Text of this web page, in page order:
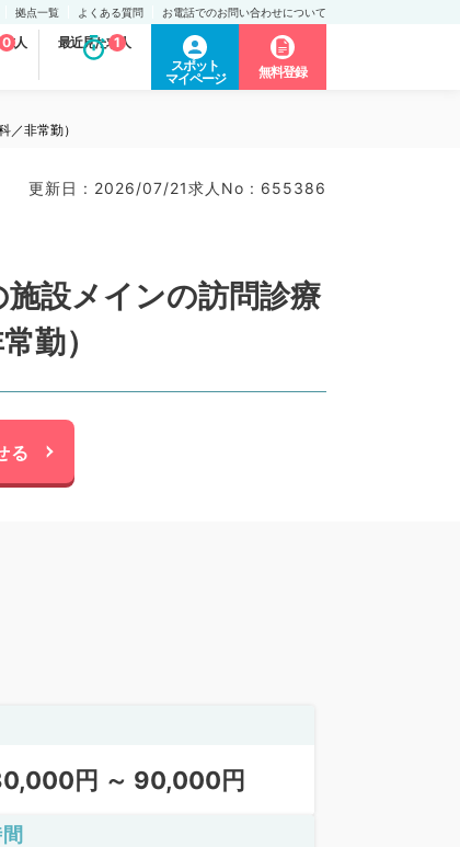
拠点一覧 よくある質問 お電話でのお問い合わせについて
人
0 最近見た求人
1
スポット
マイページ
無料登録
／非常勤）
更新日 : 2026/07/21求人No : 655386
施設メインの訪問診療
勤）
る
円 ～ 90,000円